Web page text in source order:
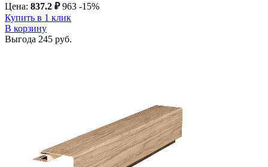
Цена: 837.2 ₽ 963 -15%
Купить в 1 клик
В корзину
Выгода 245 руб.